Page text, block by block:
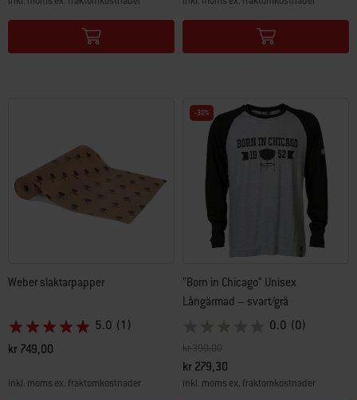
Color Options Color Options
Weber slaktarpapper
5.0 (1)
kr 749,00
inkl. moms ex. fraktomkostnader
-30%
”Born in Chicago” Unisex
Långärmad – svart/grå
0.0 (0)
Pris reducerat från
kr 399,00till
kr 279,30
inkl. moms ex. fraktomkostnader